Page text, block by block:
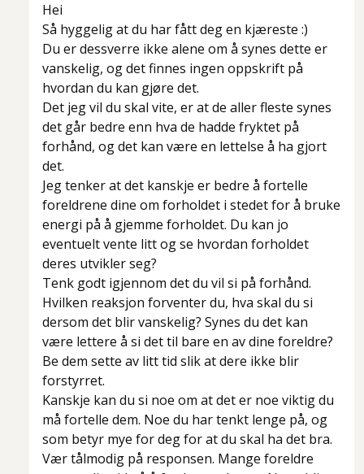
Hei
Så hyggelig at du har fått deg en kjæreste :)
Du er dessverre ikke alene om å synes dette er
vanskelig, og det finnes ingen oppskrift på
hvordan du kan gjøre det.
Det jeg vil du skal vite, er at de aller fleste synes
det går bedre enn hva de hadde fryktet på
forhånd, og det kan være en lettelse å ha gjort
det.
Jeg tenker at det kanskje er bedre å fortelle
foreldrene dine om forholdet i stedet for å bruke
energi på å gjemme forholdet. Du kan jo
eventuelt vente litt og se hvordan forholdet
deres utvikler seg?
Tenk godt igjennom det du vil si på forhånd.
Hvilken reaksjon forventer du, hva skal du si
dersom det blir vanskelig? Synes du det kan
være lettere å si det til bare en av dine foreldre?
Be dem sette av litt tid slik at dere ikke blir
forstyrret.
Kanskje kan du si noe om at det er noe viktig du
må fortelle dem. Noe du har tenkt lenge på, og
som betyr mye for deg for at du skal ha det bra.
Vær tålmodig på responsen. Mange foreldre